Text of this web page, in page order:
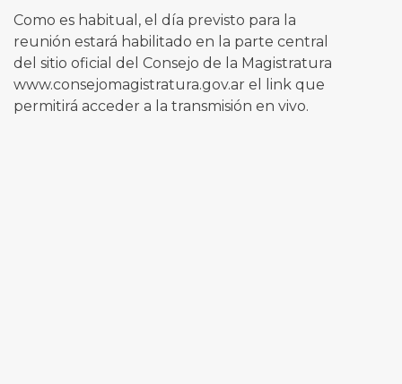
Como es habitual, el día previsto para la
reunión estará habilitado en la parte central
del sitio oficial del Consejo de la Magistratura
www.consejomagistratura.gov.ar el link que
permitirá acceder a la transmisión en vivo.